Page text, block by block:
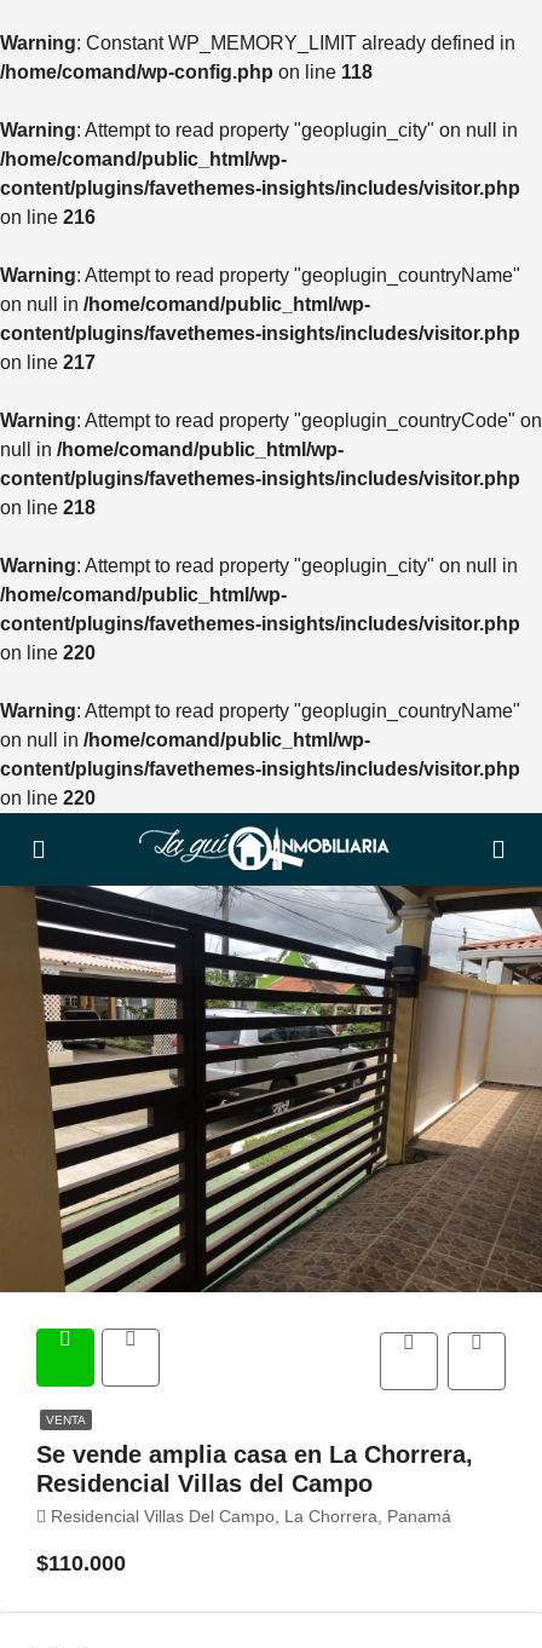
Warning: Constant WP_MEMORY_LIMIT already defined in
/home/comand/wp-config.php on line 118
Warning: Attempt to read property "geoplugin_city" on null in
/home/comand/public_html/wp-
content/plugins/favethemes-insights/includes/visitor.php
on line 216
Warning: Attempt to read property "geoplugin_countryName"
on null in /home/comand/public_html/wp-
content/plugins/favethemes-insights/includes/visitor.php
on line 217
Warning: Attempt to read property "geoplugin_countryCode" on
null in /home/comand/public_html/wp-
content/plugins/favethemes-insights/includes/visitor.php
on line 218
Warning: Attempt to read property "geoplugin_city" on null in
/home/comand/public_html/wp-
content/plugins/favethemes-insights/includes/visitor.php
on line 220
Warning: Attempt to read property "geoplugin_countryName"
on null in /home/comand/public_html/wp-
content/plugins/favethemes-insights/includes/visitor.php
on line 220
VENTA
Se vende amplia casa en La Chorrera,
Residencial Villas del Campo
Residencial Villas Del Campo, La Chorrera, Panamá
$110.000